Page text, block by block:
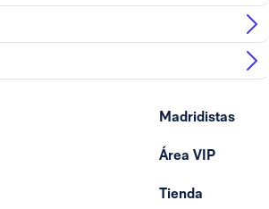
Madridistas
Área VIP
Tienda